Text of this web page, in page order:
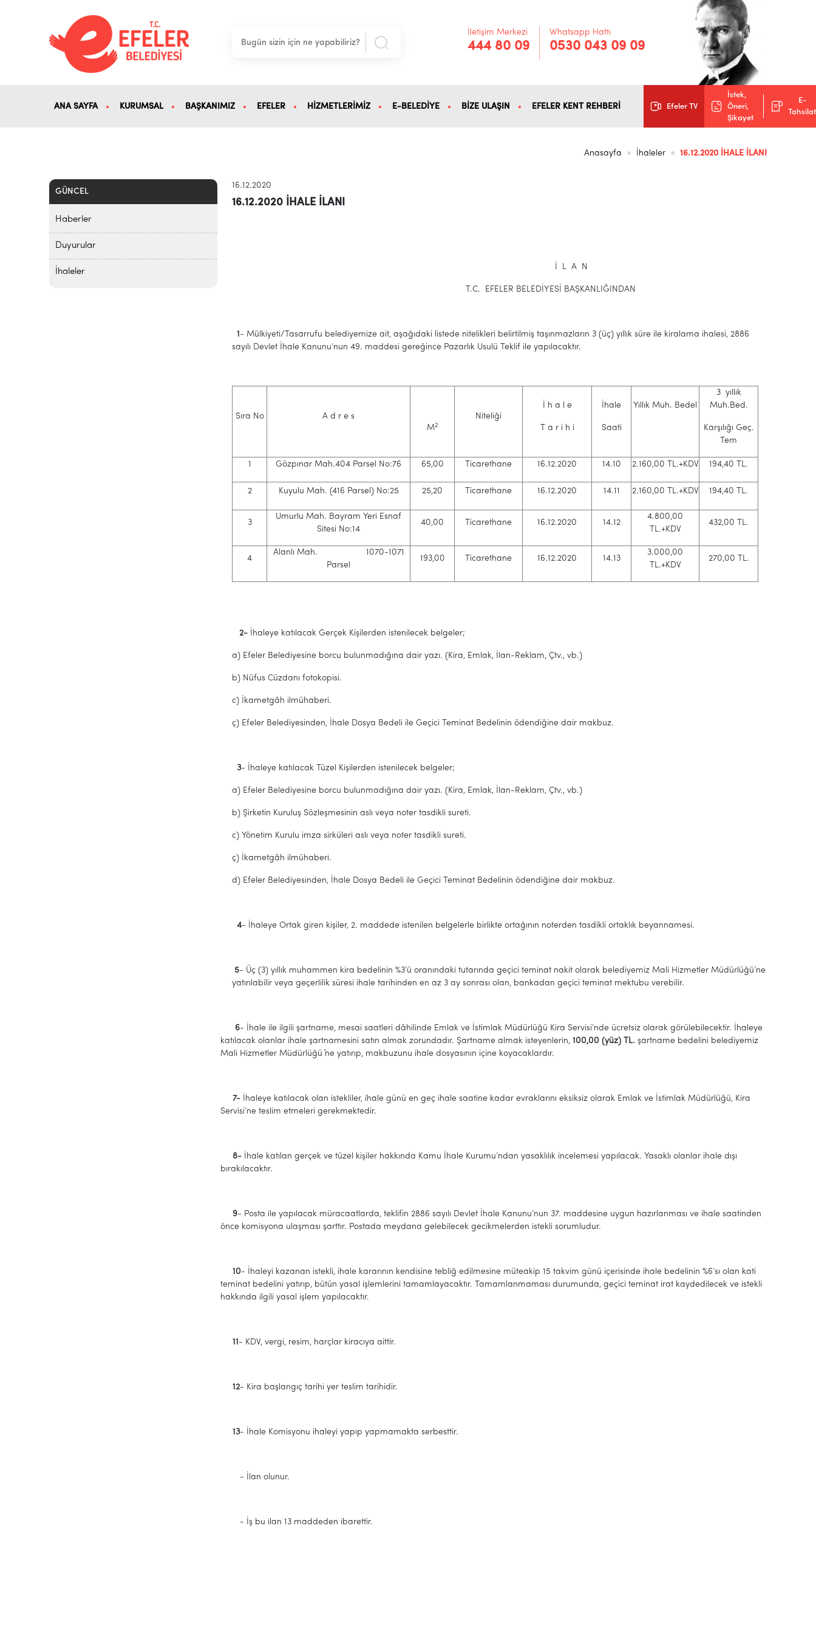
İletişim Merkezi
444 80 09
Whatsapp Hattı
0530 043 09 09
ANA SAYFA KURUMSAL BAŞKANIMIZ EFELER HİZMETLERİMİZ E-BELEDİYE BİZE ULAŞIN EFELER KENT REHBERİ Efeler TV
İstek,
Öneri,
Şikayet
E-
Tahsilat
Anasayfa İhaleler 16.12.2020 İHALE İLANI
GÜNCEL
Haberler
Duyurular
İhaleler
16.12.2020
16.12.2020 İHALE İLANI
İ L A N
T.C. EFELER BELEDİYESİ BAŞKANLIĞINDAN
1- Mülkiyeti/Tasarrufu belediyemize ait, aşağıdaki listede nitelikleri belirtilmiş taşınmazların 3 (üç) yıllık süre ile kiralama ihalesi, 2886
sayılı Devlet İhale Kanunu’nun 49. maddesi gereğince Pazarlık Usulü Teklif ile yapılacaktır.
Sıra No
A d r e s
M2
Niteliği
İ h a l e
T a r i h i
İhale
Saati
Yıllık Muh. Bedel
3 yıllık
Muh.Bed.
Karşılığı Geç.
Tem
1 Gözpınar Mah.404 Parsel No:76 65,00 Ticarethane 16.12.2020 14.10 2.160,00 TL.+KDV 194,40 TL.
2 Kuyulu Mah. (416 Parsel) No:25 25,20 Ticarethane 16.12.2020 14.11 2.160,00 TL.+KDV 194,40 TL.
3
Umurlu Mah. Bayram Yeri Esnaf
Sitesi No:14
40,00 Ticarethane 16.12.2020 14.12
4.800,00
TL.+KDV
432,00 TL.
4
Alanlı Mah. 1070-1071
Parsel
193,00 Ticarethane 16.12.2020 14.13
3.000,00
TL.+KDV
270,00 TL.
2- İhaleye katılacak Gerçek Kişilerden istenilecek belgeler;
a) Efeler Belediyesine borcu bulunmadığına dair yazı. (Kira, Emlak, İlan-Reklam, Çtv., vb.)
b) Nüfus Cüzdanı fotokopisi.
c) İkametgâh ilmühaberi.
ç) Efeler Belediyesinden, İhale Dosya Bedeli ile Geçici Teminat Bedelinin ödendiğine dair makbuz.
3- İhaleye katılacak Tüzel Kişilerden istenilecek belgeler;
a) Efeler Belediyesine borcu bulunmadığına dair yazı. (Kira, Emlak, İlan-Reklam, Çtv., vb.)
b) Şirketin Kuruluş Sözleşmesinin aslı veya noter tasdikli sureti.
c) Yönetim Kurulu imza sirküleri aslı veya noter tasdikli sureti.
ç) İkametgâh ilmühaberi.
d) Efeler Belediyesinden, İhale Dosya Bedeli ile Geçici Teminat Bedelinin ödendiğine dair makbuz.
4- İhaleye Ortak giren kişiler, 2. maddede istenilen belgelerle birlikte ortağının noterden tasdikli ortaklık beyannamesi.
5- Üç (3) yıllık muhammen kira bedelinin %3’ü oranındaki tutarında geçici teminat nakit olarak belediyemiz Mali Hizmetler Müdürlüğü’ne
yatırılabilir veya geçerlilik süresi ihale tarihinden en az 3 ay sonrası olan, bankadan geçici teminat mektubu verebilir.
6- İhale ile ilgili şartname, mesai saatleri dâhilinde Emlak ve İstimlak Müdürlüğü Kira Servisi’nde ücretsiz olarak görülebilecektir. İhaleye
katılacak olanlar ihale şartnamesini satın almak zorundadır. Şartname almak isteyenlerin,100,00 (yüz) TL. şartname bedelini belediyemiz
Mali Hizmetler Müdürlüğü ҆ne yatırıp, makbuzunu ihale dosyasının içine koyacaklardır.
7- İhaleye katılacak olan istekliler, ihale günü en geç ihale saatine kadar evraklarını eksiksiz olarak Emlak ve İstimlak Müdürlüğü, Kira
Servisi’ne teslim etmeleri gerekmektedir.
8- İhale katılan gerçek ve tüzel kişiler hakkında Kamu İhale Kurumu’ndan yasaklılık incelemesi yapılacak. Yasaklı olanlar ihale dışı
bırakılacaktır.
9- Posta ile yapılacak müracaatlarda, teklifin 2886 sayılı Devlet İhale Kanunu’nun 37. maddesine uygun hazırlanması ve ihale saatinden
önce komisyona ulaşması şarttır. Postada meydana gelebilecek gecikmelerden istekli sorumludur.
10- İhaleyi kazanan istekli, ihale kararının kendisine tebliğ edilmesine müteakip 15 takvim günü içerisinde ihale bedelinin %6’sı olan kati
teminat bedelini yatırıp, bütün yasal işlemlerini tamamlayacaktır. Tamamlanmaması durumunda, geçici teminat irat kaydedilecek ve istekli
hakkında ilgili yasal işlem yapılacaktır.
11- KDV, vergi, resim, harçlar kiracıya aittir.
12- Kira başlangıç tarihi yer teslim tarihidir.
13- İhale Komisyonu ihaleyi yapıp yapmamakta serbesttir.
- İlan olunur.
- İş bu ilan 13 maddeden ibarettir.